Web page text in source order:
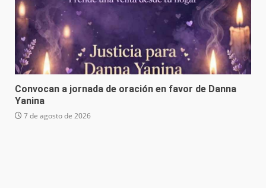
Convocan a jornada de oración en favor de Danna
Yanina
7 de agosto de 2026